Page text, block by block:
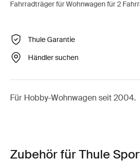
Fahrradträger für Wohnwagen für 2
Thule Garantie
Händler suchen
Für Hobby-Wohnwagen seit 2004.
Zubehör für Thule